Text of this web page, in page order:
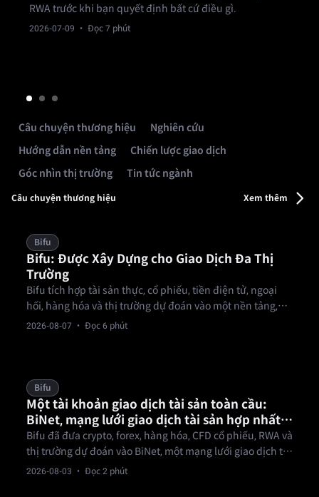
RWA trước khi bạn quyết định bất cứ điều gì.
2026-07-09 · Đọc 7 phút
Câu chuyện thương hiệu
Nghiên cứu
Hướng dẫn nền tảng
Chiến lược giao dịch
Góc nhìn thị trường
Tin tức ngành
Câu chuyện thương hiệu Xem thêm
Bifu
Bifu: Được Xây Dựng cho Giao Dịch Đa Thị
Trường
Bifu tích hợp tài sản thực, cổ phiếu, tiền điện tử, ngoại
hối, hàng hóa và thị trường dự đoán vào một nền tảng,
cho phép nhà giao dịch đa tài sản linh hoạt chuyển đổi
2026-08-07 · Đọc 6 phút
Bifu
Một tài khoản giao dịch tài sản toàn cầu:
BiNet, mạng lưới giao dịch tài sản hợp nhất
của Bifu
Bifu đã đưa crypto, forex, hàng hóa, CFD cổ phiếu, RWA và
thị trường dự đoán vào BiNet, một mạng lưới giao dịch tài
sản hợp nhất nơi một lần KYC và một quỹ tiền mở ra mọi
2026-08-03 · Đọc 2 phút